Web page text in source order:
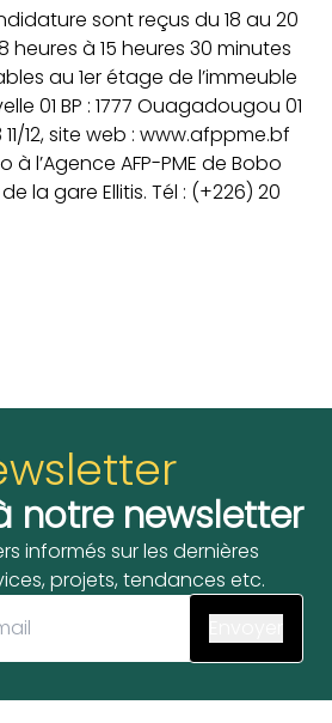
sont reçus du 18 au 20
à 15 heures 30 minutes
au 1er étage de l’immeuble
01 BP : 1777 Ouagadougou 01
11/12, site web : www.afppme.bf
l’Agence AFP-PME de Bobo
la gare Ellitis. Tél : (+226) 20
notre newsletter
informés sur les dernières
projets, tendances etc.